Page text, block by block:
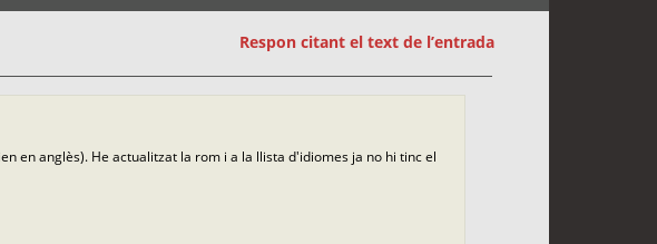
Respon citant el text de l’entrada
en anglès). He actualitzat la rom i a la llista d'idiomes ja no hi tinc el